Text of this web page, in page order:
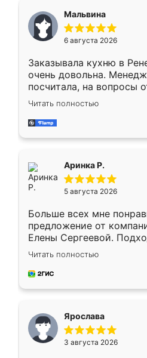
Мальвина
6 августа 2026
Заказывала кухню в
очень довольна.
посчитала, на вопросы
Замерщик приехал в
делу со всей
за день, ребята
Читать полностью
Аринка Р.
5 августа 2026
Больше всех мне
предложение от
Елены Сергеевой.
короткие сроки
для замера сотрудник
предложил по моему
Читать полностью
Ярослава
3 августа 2026